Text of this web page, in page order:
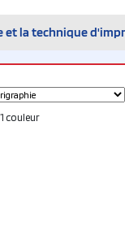
et la technique
1 couleur